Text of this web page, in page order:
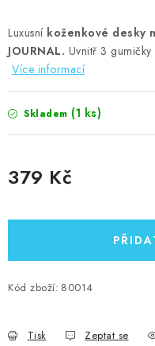
Luxusní koženkové desky
JOURNAL. Uvnitř 3 gumičky
Více informací
Skladem (1 ks)
379 Kč
Kód zboží: 80014
Tisk Zeptat se